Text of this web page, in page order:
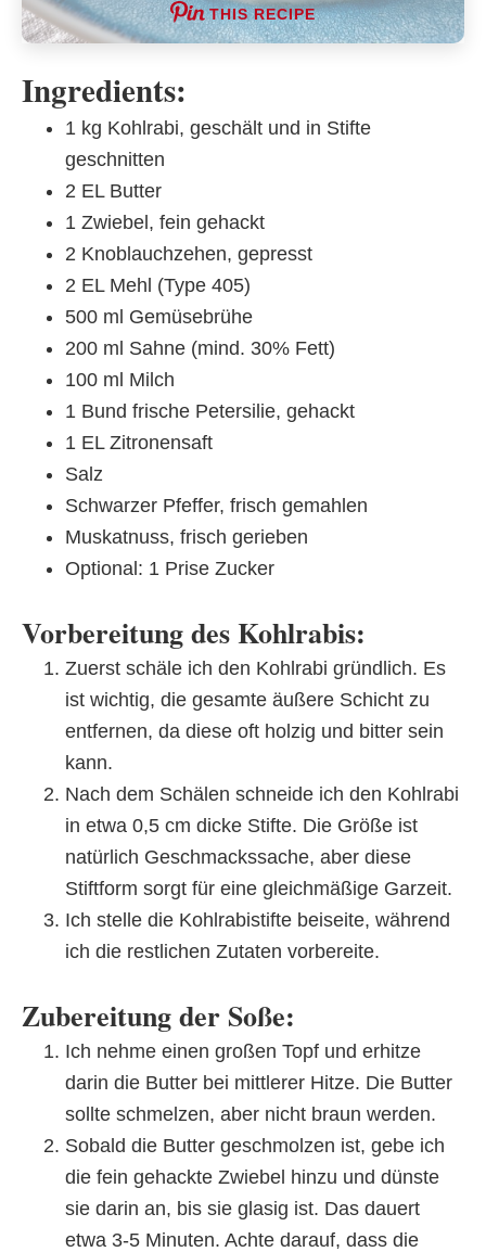
THIS RECIPE
Ingredients:
1 kg Kohlrabi, geschält und in Stifte
geschnitten
2 EL Butter
1 Zwiebel, fein gehackt
2 Knoblauchzehen, gepresst
2 EL Mehl (Type 405)
500 ml Gemüsebrühe
200 ml Sahne (mind. 30% Fett)
100 ml Milch
1 Bund frische Petersilie, gehackt
1 EL Zitronensaft
Salz
Schwarzer Pfeffer, frisch gemahlen
Muskatnuss, frisch gerieben
Optional: 1 Prise Zucker
Vorbereitung des Kohlrabis:
Zuerst schäle ich den Kohlrabi gründlich. Es
ist wichtig, die gesamte äußere Schicht zu
entfernen, da diese oft holzig und bitter sein
kann.
Nach dem Schälen schneide ich den Kohlrabi
in etwa 0,5 cm dicke Stifte. Die Größe ist
natürlich Geschmackssache, aber diese
Stiftform sorgt für eine gleichmäßige Garzeit.
Ich stelle die Kohlrabistifte beiseite, während
ich die restlichen Zutaten vorbereite.
Zubereitung der Soße:
Ich nehme einen großen Topf und erhitze
darin die Butter bei mittlerer Hitze. Die Butter
sollte schmelzen, aber nicht braun werden.
Sobald die Butter geschmolzen ist, gebe ich
die fein gehackte Zwiebel hinzu und dünste
sie darin an, bis sie glasig ist. Das dauert
etwa 3-5 Minuten. Achte darauf, dass die